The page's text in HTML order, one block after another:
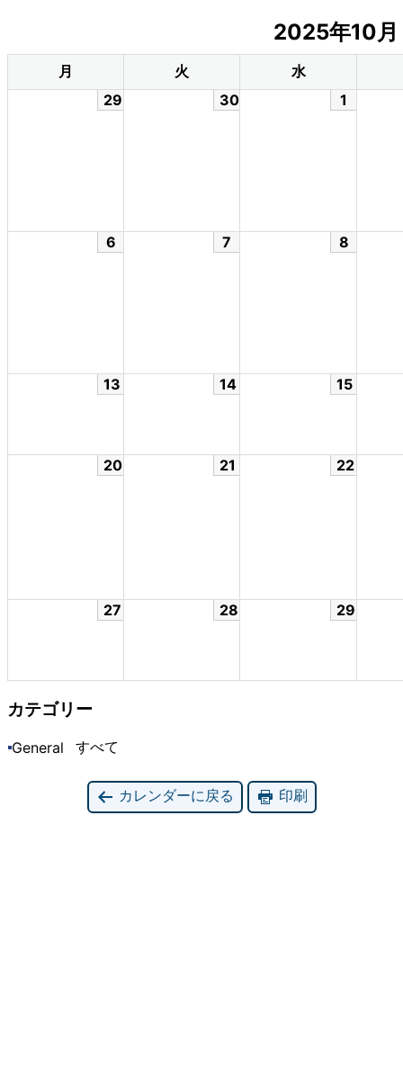
2025年10月
月 火
水
29
30 1
6 7 8
13 14 15
20 21 22
27 28 29
カテゴリー
General すべて
カレンダーに戻る 印刷